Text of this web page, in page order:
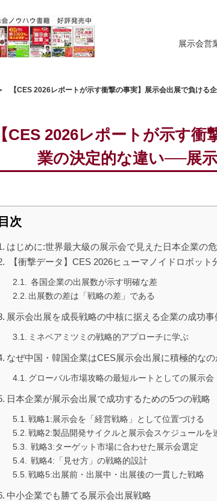
展示会営
【CES 2026レポートが示す衝撃の事実】展示会出展で負け
【CES 2026レポートが示す
業の決定的な違い──展
目次
はじめに:世界最大級の展示会で見えた日本企業の
【衝撃データ】CES 2026ヒューマノイドロボット
各国企業の出展数が示す明確な差
出展数の差は「戦略の差」である
展示会出展を成長戦略の中核に据える企業の成功事
ミネベアミツミの戦略的アプローチに学ぶ
なぜ中国・韓国企業はCES展示会出展に積極的なの
グローバル市場攻略の最短ルートとしての展示会
日本企業が展示会出展で成功するための5つの戦略
戦略1:展示会を「経営戦略」として位置づける
戦略2:製品開発サイクルと展示会スケジュールを
戦略3:ターゲット市場に合わせた展示会選定
戦略4:「見せ方」の戦略的設計
戦略5:出展前・出展中・出展後の一貫した戦略
中小企業でも勝てる展示会出展戦略